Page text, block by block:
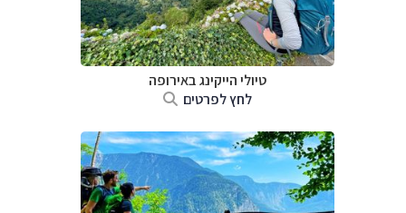
טיולי הייקינג באירופה
לחץ לפרטים